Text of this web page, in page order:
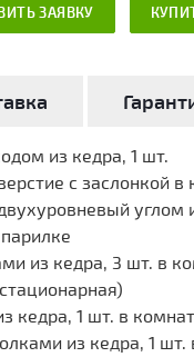
ЗАЯВКУ
из кедра, 1 шт.
с заслонкой
углом
из кедра, 3 шт. в
кедра, 1 шт. в
из кедра, 1 шт.